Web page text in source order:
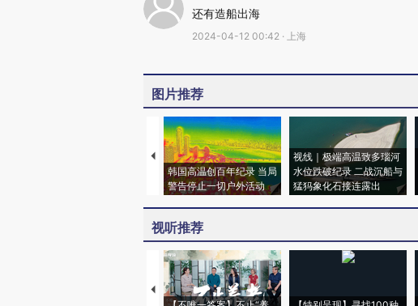
还有造船出海
2024-04-12 00:42 · 上海
图片推荐
韩国高温创百年纪录 当局
警告停止一切户外活动
视线｜极端高温致多瑙河
水位跌破纪录 二战沉船与
猛犸象化石接连露出
视听推荐